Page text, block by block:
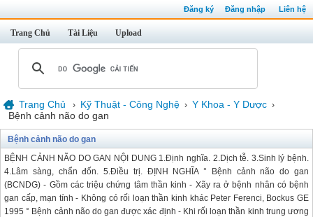
Đăng ký Đăng nhập Liên hệ
Trang Chủ Tài Liệu Upload
Trang Chủ › Kỹ Thuật - Công Nghệ › Y Khoa - Y Dược ›
Bệnh cảnh não do gan
Bệnh cảnh não do gan
BỆNH CẢNH NÃO DO GAN NỘI DUNG 1.Định nghĩa. 2.Dịch tễ. 3.Sinh lý bệnh.
4.Lâm sàng, chẩn đốn. 5.Điều trị. ĐỊNH NGHĨA ° Bệnh cảnh não do gan
(BCNDG) - Gồm các triệu chứng tâm thần kinh - Xãy ra ở bệnh nhân có bệnh
gan cấp, mạn tính - Không có rối loạn thần kinh khác Peter Ferenci, Bockus GE
1995 ° Bệnh cảnh não do gan được xác định - Khi rối loạn thần kinh trung ương